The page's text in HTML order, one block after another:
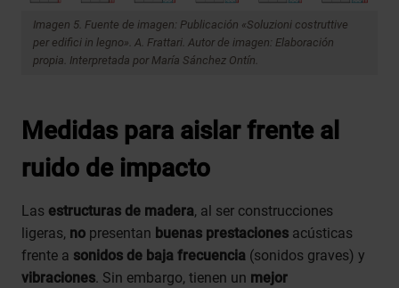
Imagen 5. Fuente de imagen: Publicación «Soluzioni costruttive
per edifici in legno». A. Frattari. Autor de imagen: Elaboración
propia. Interpretada por María Sánchez Ontín.
Medidas para aislar frente al
ruido de impacto
Las estructuras de madera, al ser construcciones
ligeras, no presentan buenas prestaciones acústicas
frente a sonidos de baja frecuencia (sonidos graves) y
vibraciones. Sin embargo, tienen un mejor